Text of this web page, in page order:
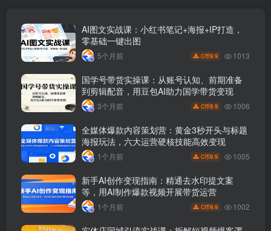
AI图文实战课：小红书笔记+海报+IP打造，
零基础一键出图
5个月前 C币9.9 1013
国学号带货实操课：从账号认知、前期准备
到剪辑配音，用豆包AI助力国学带货变现
3个月前 C币9.9 1006
全媒体爆款内容策划营：黄金3秒开头与标题
海报玩法，六大运营硬核技能高效变现
1个月前 C币9.9 1005
新手AI创作变现指南：精通去水印提文案
等，用AI制作爆款视频开展带货运营
1个月前 C币9.9 1002